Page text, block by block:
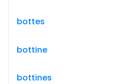
bottes
bottine
bottines